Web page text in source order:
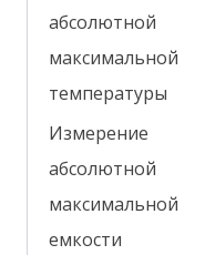
абсолютной
максимальной
температуры
Измерение
абсолютной
максимальной
емкости